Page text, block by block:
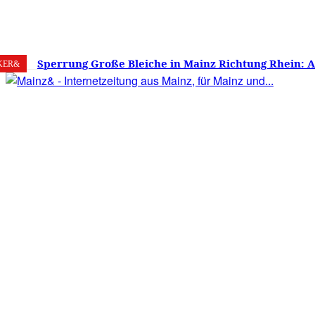
8. August 2026 22.9 Mainz
Sperrung Große Bleiche in Mainz Richtung Rhein:
verwirrt, Mainzer stinksauer – Haben die Mainzer